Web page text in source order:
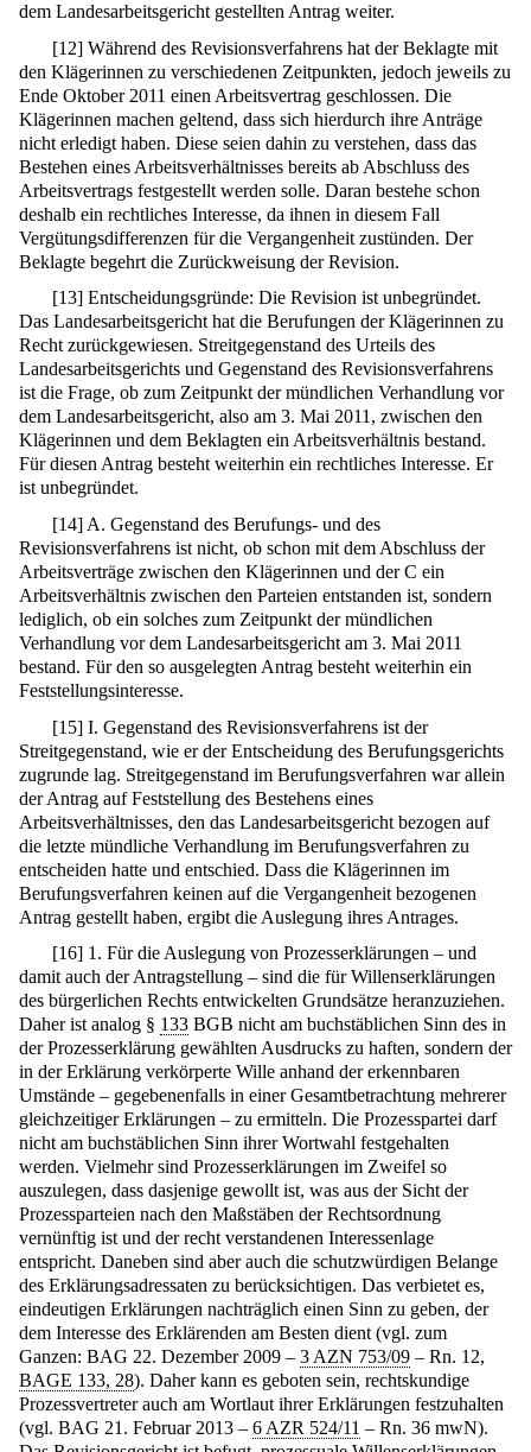
dem Landesarbeitsgericht gestellten Antrag weiter.
[12] Während des Revisionsverfahrens hat der Beklagte mit
den Klägerinnen zu verschiedenen Zeitpunkten, jedoch jeweils zu
Ende Oktober 2011 einen Arbeitsvertrag geschlossen. Die
Klägerinnen machen geltend, dass sich hierdurch ihre Anträge
nicht erledigt haben. Diese seien dahin zu verstehen, dass das
Bestehen eines Arbeitsverhältnisses bereits ab Abschluss des
Arbeitsvertrags festgestellt werden solle. Daran bestehe schon
deshalb ein rechtliches Interesse, da ihnen in diesem Fall
Vergütungsdifferenzen für die Vergangenheit zustünden. Der
Beklagte begehrt die Zurückweisung der Revision.
[13] Entscheidungsgründe: Die Revision ist unbegründet.
Das Landesarbeitsgericht hat die Berufungen der Klägerinnen zu
Recht zurückgewiesen. Streitgegenstand des Urteils des
Landesarbeitsgerichts und Gegenstand des Revisionsverfahrens
ist die Frage, ob zum Zeitpunkt der mündlichen Verhandlung vor
dem Landesarbeitsgericht, also am 3. Mai 2011, zwischen den
Klägerinnen und dem Beklagten ein Arbeitsverhältnis bestand.
Für diesen Antrag besteht weiterhin ein rechtliches Interesse. Er
ist unbegründet.
[14] A. Gegenstand des Berufungs- und des
Revisionsverfahrens ist nicht, ob schon mit dem Abschluss der
Arbeitsverträge zwischen den Klägerinnen und der C ein
Arbeitsverhältnis zwischen den Parteien entstanden ist, sondern
lediglich, ob ein solches zum Zeitpunkt der mündlichen
Verhandlung vor dem Landesarbeitsgericht am 3. Mai 2011
bestand. Für den so ausgelegten Antrag besteht weiterhin ein
Feststellungsinteresse.
[15] I. Gegenstand des Revisionsverfahrens ist der
Streitgegenstand, wie er der Entscheidung des Berufungsgerichts
zugrunde lag. Streitgegenstand im Berufungsverfahren war allein
der Antrag auf Feststellung des Bestehens eines
Arbeitsverhältnisses, den das Landesarbeitsgericht bezogen auf
die letzte mündliche Verhandlung im Berufungsverfahren zu
entscheiden hatte und entschied. Dass die Klägerinnen im
Berufungsverfahren keinen auf die Vergangenheit bezogenen
Antrag gestellt haben, ergibt die Auslegung ihres Antrages.
[16] 1. Für die Auslegung von Prozesserklärungen – und
damit auch der Antragstellung – sind die für Willenserklärungen
des bürgerlichen Rechts entwickelten Grundsätze heranzuziehen.
Daher ist analog § 133 BGB nicht am buchstäblichen Sinn des in
der Prozesserklärung gewählten Ausdrucks zu haften, sondern der
in der Erklärung verkörperte Wille anhand der erkennbaren
Umstände – gegebenenfalls in einer Gesamtbetrachtung mehrerer
gleichzeitiger Erklärungen – zu ermitteln. Die Prozesspartei darf
nicht am buchstäblichen Sinn ihrer Wortwahl festgehalten
werden. Vielmehr sind Prozesserklärungen im Zweifel so
auszulegen, dass dasjenige gewollt ist, was aus der Sicht der
Prozessparteien nach den Maßstäben der Rechtsordnung
vernünftig ist und der recht verstandenen Interessenlage
entspricht. Daneben sind aber auch die schutzwürdigen Belange
des Erklärungsadressaten zu berücksichtigen. Das verbietet es,
eindeutigen Erklärungen nachträglich einen Sinn zu geben, der
dem Interesse des Erklärenden am Besten dient (vgl. zum
Ganzen: BAG 22. Dezember 2009 – 3 AZN 753/09 – Rn. 12,
BAGE 133, 28). Daher kann es geboten sein, rechtskundige
Prozessvertreter auch am Wortlaut ihrer Erklärungen festzuhalten
(vgl. BAG 21. Februar 2013 – 6 AZR 524/11 – Rn. 36 mwN).